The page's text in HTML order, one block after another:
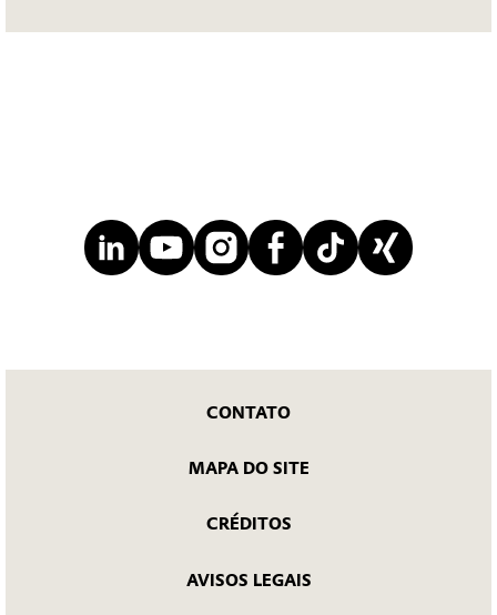
CONTATO
MAPA DO SITE
CRÉDITOS
AVISOS LEGAIS